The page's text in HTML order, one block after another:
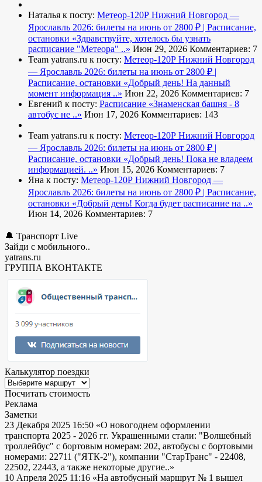
Наталья к посту: Метеор-120Р Нижний Новгород —
Ярославль 2026: билеты на июнь от 2800 ₽ | Расписание,
остановки «Здравствуйте, хотелось бы узнать
расписание "Метеора" ..» Июн 29, 2026 Комментариев: 7
Team yatrans.ru к посту: Метеор-120Р Нижний Новгород
— Ярославль 2026: билеты на июнь от 2800 ₽ |
Расписание, остановки «Добрый день! На данный
момент информация ..» Июн 22, 2026 Комментариев: 7
Евгений к посту: Расписание «Знаменская башня - 8
автобус не ..» Июн 17, 2026 Комментариев: 143
Team yatrans.ru к посту: Метеор-120Р Нижний Новгород
— Ярославль 2026: билеты на июнь от 2800 ₽ |
Расписание, остановки «Добрый день! Пока не владеем
информацией. ..» Июн 15, 2026 Комментариев: 7
Яна к посту: Метеор-120Р Нижний Новгород —
Ярославль 2026: билеты на июнь от 2800 ₽ | Расписание,
остановки «Добрый день! Когда будет расписание на ..»
Июн 14, 2026 Комментариев: 7
🔔 Транспорт Live
Зайди с мобильного..
yatrans.ru
ГРУППА ВКОНТАКТЕ
Калькулятор поездки
Посчитать стоимость
Реклама
Заметки
23 Декабря 2025 16:50 «О новогоднем оформлении
транспорта 2025 - 2026 гг. Украшенными стали: "Волшебный
троллейбус" с бортовым номерам: 202, автобусы с бортовыми
номерами: 22711 ("ЯТК-2"), компании "СтарТранс" - 22408,
22502, 22443, а также некоторые другие..»
10 Апреля 2025 11:16 «На автобусный маршрут № 1 вышел